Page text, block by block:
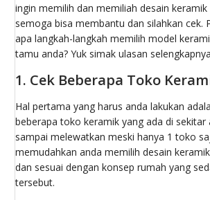
ingin memilih dan memiliah desain
semoga bisa membantu dan silahkan cek.
apa langkah-langkah memilih model
tamu anda? Yuk simak ulasan
1. Cek Beberapa Toko
Hal pertama yang harus anda lakukan
beberapa toko keramik yang ada di sekitar
sampai melewatkan meski hanya 1 toko
memudahkan anda memilih desain
dan sesuai dengan konsep rumah yang
tersebut.